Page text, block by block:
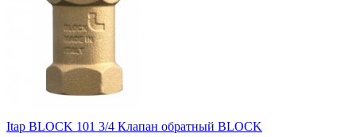
Itap BLOCK 101 3/4 Клапан обратный BLOCK